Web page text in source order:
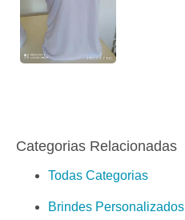
Categorias Relacionadas
Todas Categorias
Brindes Personalizados